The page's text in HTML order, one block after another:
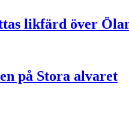
likfärd över
på Stora alvaret